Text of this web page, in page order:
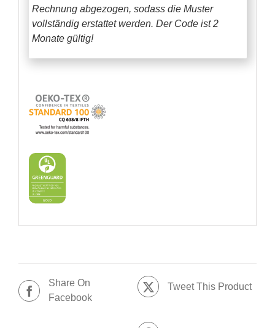
Rechnung abgezogen, sodass die Muster
vollständig erstattet werden. Der Code ist 2
Monate gültig!
Share On
Facebook
Tweet This Product